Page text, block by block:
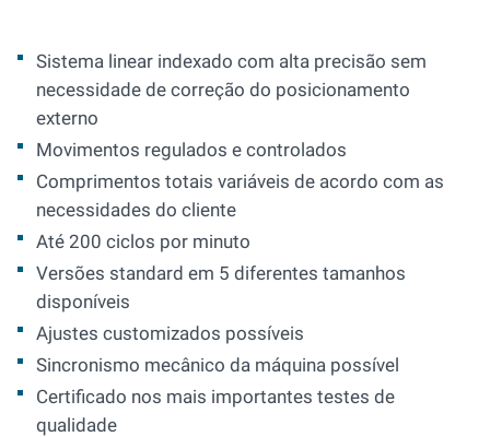
Sistema linear indexado com alta precisão sem
necessidade de correção do posicionamento
externo
Movimentos regulados e controlados
Comprimentos totais variáveis de acordo com as
necessidades do cliente
Até 200 ciclos por minuto
Versões standard em 5 diferentes tamanhos
disponíveis
Ajustes customizados possíveis
Sincronismo mecânico da máquina possível
Certificado nos mais importantes testes de
qualidade